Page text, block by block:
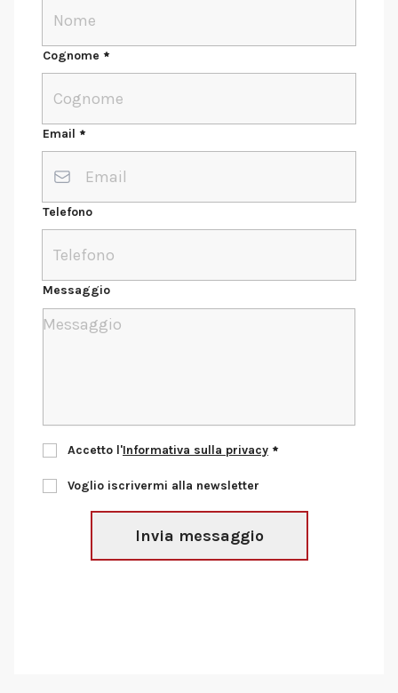
Cognome
Email
Telefono
Messaggio
Accetto l'Informativa sulla privacy
Voglio iscrivermi alla newsletter
Invia messaggio